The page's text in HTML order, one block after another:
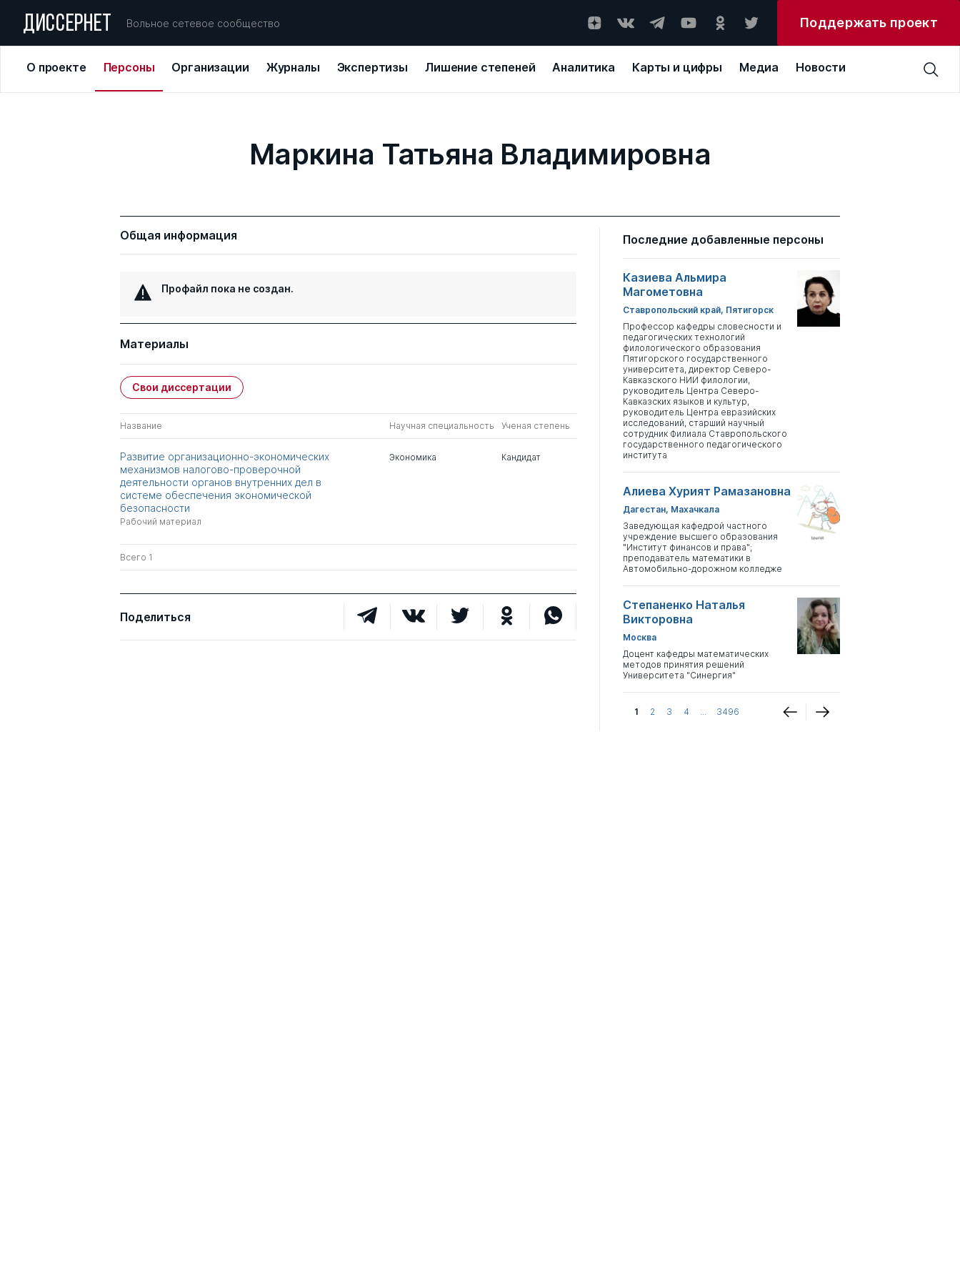
ДИССЕРНЕТ Вольное сетевое сообщество Поддержать проект
О проекте Персоны Организации Журналы Экспертизы Лишение степеней Аналитика Карты и цифры Медиа Новости
Маркина Татьяна Владимировна
Общая информация
Профайл пока не создан.
Материалы
Свои диссертации
Название Научная специальность Ученая степень
Развитие организационно-экономических
механизмов налогово-проверочной
деятельности органов внутренних дел в
системе обеспечения экономической
безопасности
Рабочий материал
Экономика Кандидат
Всего 1
Поделиться
Последние добавленные персоны
Казиева Альмира
Магометовна
Ставропольский край, Пятигорск
Профессор кафедры словесности и
педагогических технологий
филологического образования
Пятигорского государственного
университета, директор Северо-
Кавказского НИИ филологии,
руководитель Центра Северо-
Кавказских языков и культур,
руководитель Центра евразийских
исследований, старший научный
сотрудник Филиала Ставропольского
государственного педагогического
института
Алиева Хурият Рамазановна
Дагестан, Махачкала
Заведующая кафедрой частного
учреждение высшего образования
"Институт финансов и права";
преподаватель математики в
Автомобильно-дорожном колледже
Степаненко Наталья
Викторовна
Москва
Доцент кафедры математических
методов принятия решений
Университета "Синергия"
1 2 3 4 ... 3496